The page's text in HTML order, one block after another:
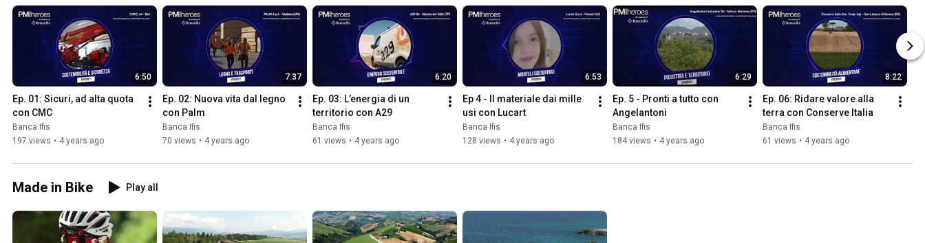
propria impresa compie ogni giorno un passo tangibile verso questi traguardi.
6:50
Ep. 01: Sicuri, ad alta quota
con CMC
Banca Ifis
197 views • 4 years ago
7:37
Ep. 02: Nuova vita dal legno
con Palm
Banca Ifis
70 views • 4 years ago
6:20
Ep. 03: L’energia di un
territorio con A29
Banca Ifis
61 views • 4 years ago
6:53
Ep 4 - Il materiale dai mille
usi con Lucart
Banca Ifis
128 views • 4 years ago
6:29
Ep. 5 - Pronti a tutto con
Angelantoni
Banca Ifis
184 views • 4 years ago
8:22
Ep. 06: Ridare valore alla
terra con Conserve Italia
Banca Ifis
61 views • 4 years ago
Made in Bike Play all